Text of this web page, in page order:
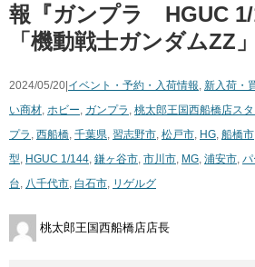
報『ガンプラ HGUC
「機動戦士ガンダムZZ」
2024/05/20| イベント・予約・入荷情報, 新入荷・
い商材, ホビー, ガンプラ , 桃太郎王国西船橋店ス
プラ , 西船橋, 千葉県, 習志野市, 松戸市, HG, 船橋市
型, HGUC 1/144, 鎌ヶ谷市, 市川市, MG, 浦安市, パ
台, 八千代市, 白石市, リゲルグ
桃太郎王国西船橋店店長